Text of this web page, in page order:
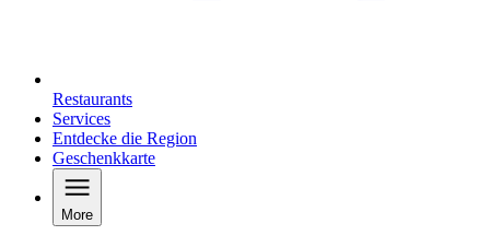
Restaurants
Services
Entdecke die Region
Geschenkkarte
More